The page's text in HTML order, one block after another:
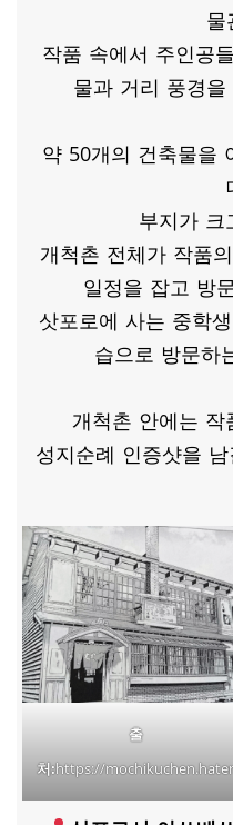
물
작품 속에서 주인공
물과 거리 풍경
약 50개의 건축물을
부지가 크
개척촌 전체가 작품
일정을 잡고 방
삿포로에 사는 중학
습으로 방문하
개척촌 안에는 작
성지순례 인증샷을
출
처:https://